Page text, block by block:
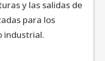
y las salidas de
para los
industrial.